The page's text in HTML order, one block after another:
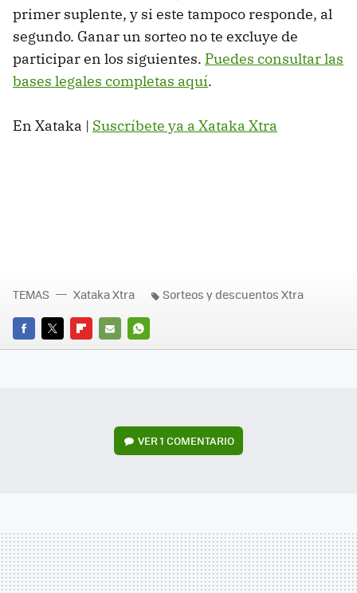
primer suplente, y si este tampoco responde, al
segundo. Ganar un sorteo no te excluye de
participar en los siguientes. Puedes consultar las
bases legales completas aquí.
En Xataka | Suscríbete ya a Xataka Xtra
FACEBOOK
TWITTERFLIPBOARD
E-
WHATSAPP
TEMAS Xataka Xtra Sorteos y descuentos Xtra
VER1 COMENTARIO